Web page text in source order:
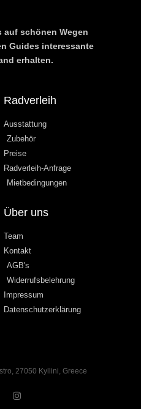
auf schönen Wegen
Guides interessante
erhalten.
Radverleih
Ausstattung
Zubehör
Preise
Radverleih-Anfrage
Mietbedingungen
Über uns
Team
Kontakt
AGB's
Widerrufsbelehrung
Impressum
Datenschutzerklärung
27050 Kyllini, Greece